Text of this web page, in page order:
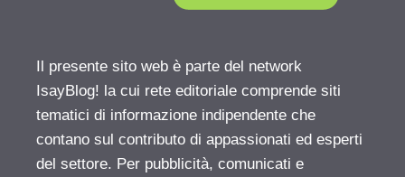
Il presente sito web è parte del network
IsayBlog! la cui rete editoriale comprende siti
tematici di informazione indipendente che
contano sul contributo di appassionati ed esperti
del settore. Per pubblicità, comunicati e